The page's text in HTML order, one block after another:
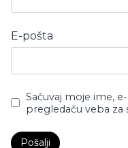
E-pošta
Sačuvaj moje ime,
pregledaču veba